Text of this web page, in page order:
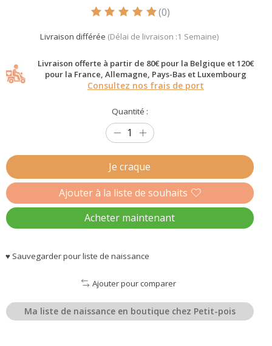
Ce produit est évalué à
(0)
Livraison différée (Délai de livraison :1 Semaine)
Livraison offerte à partir de 80€ pour la Belgique et 120€
pour la France, Allemagne, Pays-Bas et Luxembourg
Consultez nos frais de port
Quantité :
Je craque
Ajouter à la liste de souhaits
Acheter maintenant
♥ Sauvegarder pour liste de naissance
Ajouter pour comparer
Ma liste de naissance en boutique chez Petit-pois